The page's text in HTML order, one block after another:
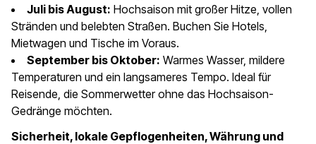
Juli bis August: Hochsaison mit großer Hitze, vollen
Stränden und belebten Straßen. Buchen Sie Hotels,
Mietwagen und Tische im Voraus.
September bis Oktober: Warmes Wasser, mildere
Temperaturen und ein langsameres Tempo. Ideal für
Reisende, die Sommerwetter ohne das Hochsaison-
Gedränge möchten.
Sicherheit, lokale Gepflogenheiten, Währung und